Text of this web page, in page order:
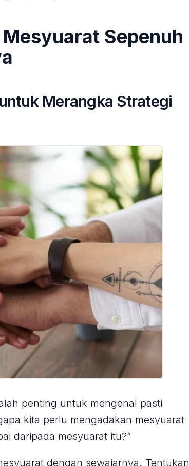
Sepenuh
Merangka Strategi
penting untuk mengenal pasti
kita perlu mengadakan mesyuarat
daripada mesyuarat itu?”
dengan sewajarnya. Tentukan